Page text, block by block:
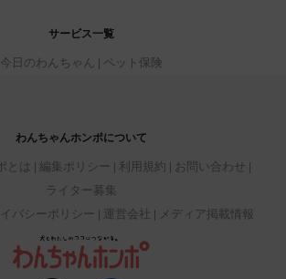
サービス一覧
今日のわんちゃん ペット保険
わんちゃんホンポについて
とは 編集ポリシー 利用規約
お問い合わせ
ライター募集
イバシーポリシー 運営会社 メディア掲載情報